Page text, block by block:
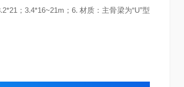
；3.4*16~21m； 6. 材质： 主骨梁为“U”型